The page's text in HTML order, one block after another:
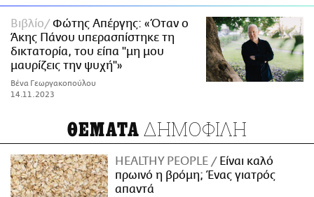
Βιβλίο
Φώτης Απέργης: «Όταν ο
Άκης Πάνου υπερασπίστηκε τη
δικτατορία, του είπα "μη μου
μαυρίζεις την ψυχή"»
Βένα Γεωργακοπούλου
14.11.2023
ΘΕΜΑΤΑ ΔΗΜΟΦΙΛΗ
HEALTHY PEOPLE
Είναι καλό
πρωινό η βρόμη; Ένας γιατρός
απαντά